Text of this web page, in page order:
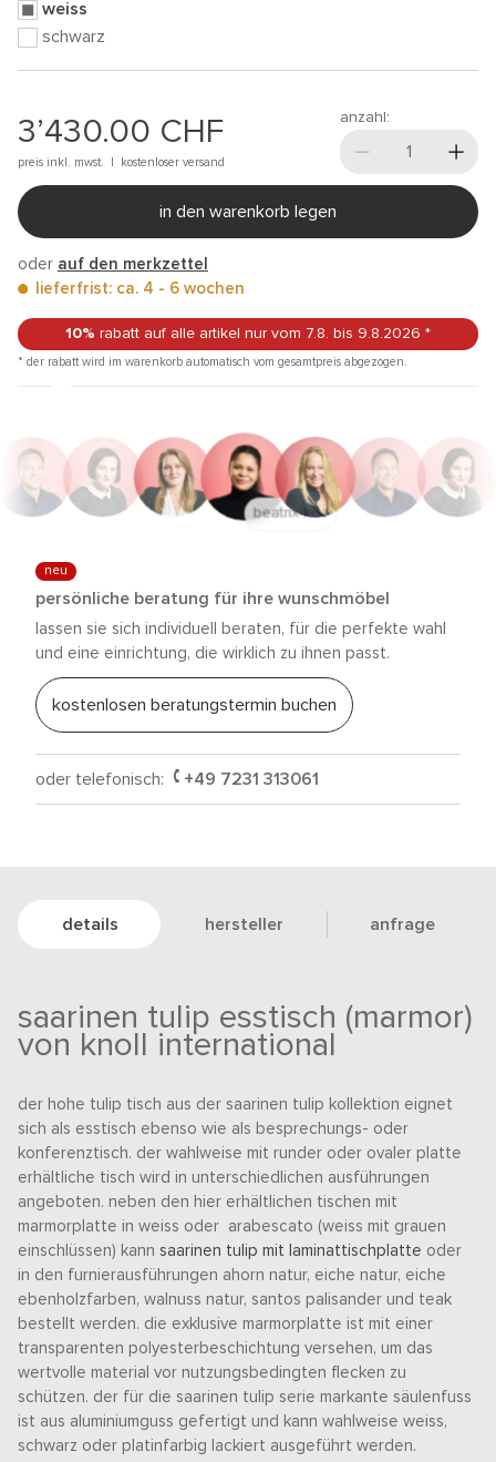
weiss
schwarz
3’430.00 CHF
preis inkl. mwst. | kostenloser versand
anzahl:
in den warenkorb legen
oder auf den merkzettel
lieferfrist: ca. 4 - 6 wochen
10% rabatt auf alle artikel nur vom 7.8. bis 9.8.2026 *
* der rabatt wird im warenkorb automatisch vom gesamtpreis abgezogen.
neu
persönliche beratung für ihre wunschmöbel
lassen sie sich individuell beraten, für die perfekte wahl
und eine einrichtung, die wirklich zu ihnen passt.
kostenlosen beratungstermin buchen
oder telefonisch: +49 7231 313061
anna trautz
details hersteller anfrage
saarinen tulip esstisch (marmor)
von knoll international
der hohe tulip tisch aus der saarinen tulip kollektion eignet
sich als esstisch ebenso wie als besprechungs- oder
konferenztisch. der wahlweise mit runder oder ovaler platte
erhältliche tisch wird in unterschiedlichen ausführungen
angeboten. neben den hier erhältlichen tischen mit
marmorplatte in weiss oder arabescato (weiss mit grauen
einschlüssen) kannsaarinen tulip mit laminattischplatte oder
in den furnierausführungen ahorn natur, eiche natur, eiche
ebenholzfarben, walnuss natur, santos palisander und teak
bestellt werden. die exklusive marmorplatte ist mit einer
transparenten polyesterbeschichtung versehen, um das
wertvolle material vor nutzungsbedingten flecken zu
schützen. der für die saarinen tulip serie markante säulenfuss
ist aus aluminiumguss gefertigt und kann wahlweise weiss,
schwarz oder platinfarbig lackiert ausgeführt werden.